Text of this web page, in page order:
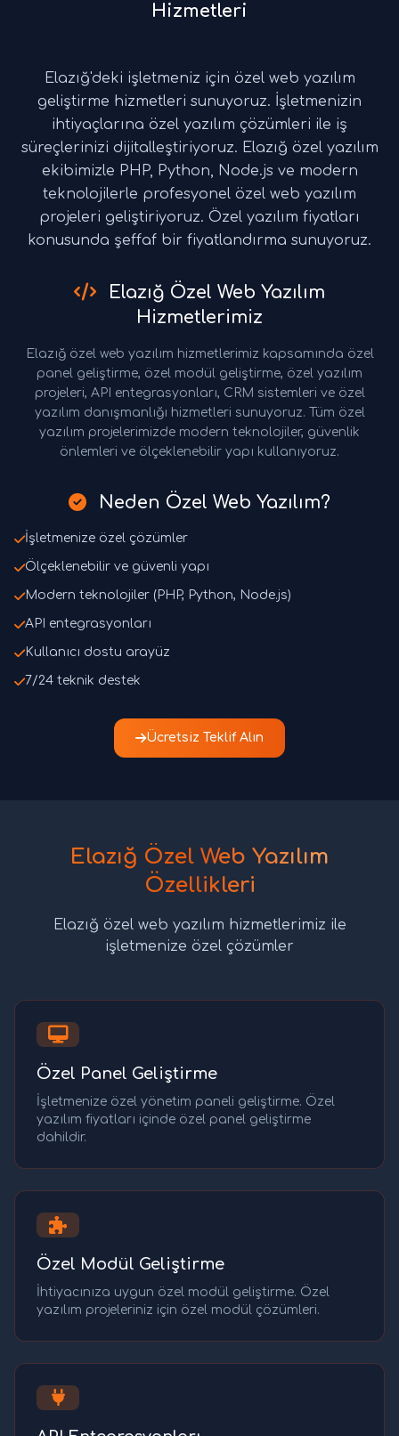
Hizmetleri
Elazığ'deki işletmeniz için özel web yazılım
geliştirme hizmetleri sunuyoruz. İşletmenizin
ihtiyaçlarına özel yazılım çözümleri ile iş
süreçlerinizi dijitalleştiriyoruz. Elazığ özel yazılım
ekibimizle PHP, Python, Node.js ve modern
teknolojilerle profesyonel özel web yazılım
projeleri geliştiriyoruz. Özel yazılım fiyatları
konusunda şeffaf bir fiyatlandırma sunuyoruz.
Elazığ Özel Web Yazılım
Hizmetlerimiz
Elazığ özel web yazılım hizmetlerimiz kapsamında özel
panel geliştirme, özel modül geliştirme, özel yazılım
projeleri, API entegrasyonları, CRM sistemleri ve özel
yazılım danışmanlığı hizmetleri sunuyoruz. Tüm özel
yazılım projelerimizde modern teknolojiler, güvenlik
önlemleri ve ölçeklenebilir yapı kullanıyoruz.
Neden Özel Web Yazılım?
İşletmenize özel çözümler
Ölçeklenebilir ve güvenli yapı
Modern teknolojiler (PHP, Python, Node.js)
API entegrasyonları
Kullanıcı dostu arayüz
7/24 teknik destek
Ücretsiz Teklif Alın
Elazığ Özel Web Yazılım
Özellikleri
Elazığ özel web yazılım hizmetlerimiz ile
işletmenize özel çözümler
Özel Panel Geliştirme
İşletmenize özel yönetim paneli geliştirme. Özel
yazılım fiyatları içinde özel panel geliştirme
dahildir.
Özel Modül Geliştirme
İhtiyacınıza uygun özel modül geliştirme. Özel
yazılım projeleriniz için özel modül çözümleri.